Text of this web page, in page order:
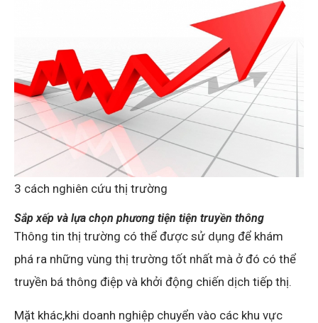
3 cách nghiên cứu thị trường
Sắp xếp và lựa chọn phương tiện tiện truyền thông
Thông tin thị trường có thể được sử dụng để khám
phá ra những vùng thị trường tốt nhất mà ở đó có thể
truyền bá thông điệp và khởi động chiến dịch tiếp thị.
Mặt khác,khi doanh nghiệp chuyển vào các khu vực